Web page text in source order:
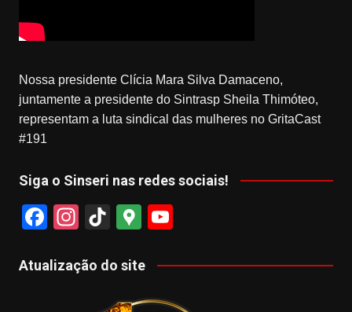
Nossa presidente Clícia Mara Silva Damaceno,
juntamente a presidente do Sintrasp Sheila Thimóteo,
representam a luta sindical das mulheres no GritaCast
#191
Siga o Sinseri nas redes sociais!
F
c
In
a
Ti
T
G
o
gl
u
Atualização do site